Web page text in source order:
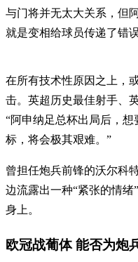
与门将并无太大关系，但
就是变相给球员传递了错误
在所有技术性原因之上，
击。英超历史最佳射手、
“阿申纳足总杯出局后，
标，将会极其艰难。”
曾担任炮兵前锋的沃尔科
边流露出一种“紧张的情
身上。
欧冠战葡体 能否为炮